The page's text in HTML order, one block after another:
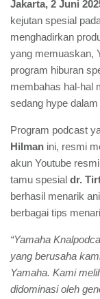
Jakarta, 2 Juni
kejutan spesial
menghadirkan
yang memuaskan,
program hiburan
membahas hal-hal
sedang hype
Program podcast
Hilman ini, resmi
akun Youtube
tamu spesial dr.
berhasil menarik
berbagai tips
“Yamaha
yang berusaha
Yamaha. Kami
didominasi oleh